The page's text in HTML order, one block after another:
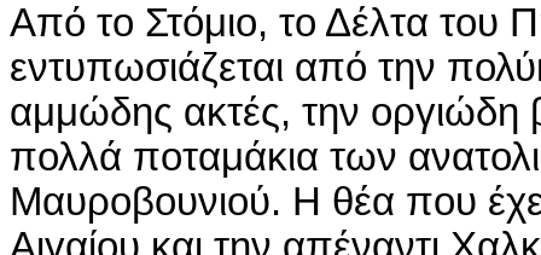
Από το Στόμιο, το Δέλτα του
εντυπωσιάζεται από την
αμμώδης ακτές, την
πολλά ποταμάκια των
Μαυροβουνιού. Η θέα που